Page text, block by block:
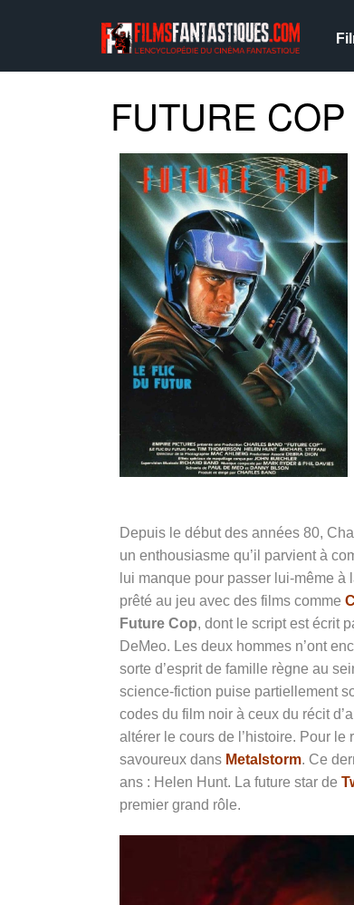
FUTURE
Depuis le début des années 80,
un enthousiasme qu’il parvient à
lui manque pour passer lui-même à
prêté au jeu avec des films comme
Future Cop, dont le script est écrit
DeMeo. Les deux hommes n’ont
sorte d’esprit de famille règne au
science-fiction puise partiellement
codes du film noir à ceux du récit
altérer le cours de l’histoire. Pour
savoureux dans Metalstorm. Ce
ans : Helen Hunt. La future star de
premier grand rôle.